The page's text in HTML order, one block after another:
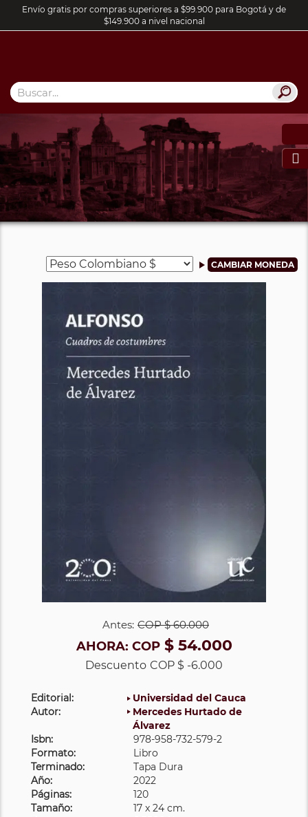
Envío gratis por compras superiores a $99.900 para Bogotá y de
$149.900 a nivel nacional

Antes: COP$ 60.000
AHORA: COP$ 54.000
Descuento COP $ -6.000
Editorial:
Universidad del Cauca
Autor:
Mercedes Hurtado de
Álvarez
Isbn:
978-958-732-579-2
Formato:
Libro
Terminado:
Tapa Dura
Año:
2022
Páginas:
120
Tamaño:
17 x 24 cm.